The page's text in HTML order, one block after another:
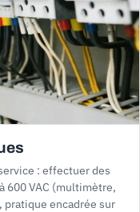
: effectuer des
600 VAC (multimètre,
pratique encadrée sur